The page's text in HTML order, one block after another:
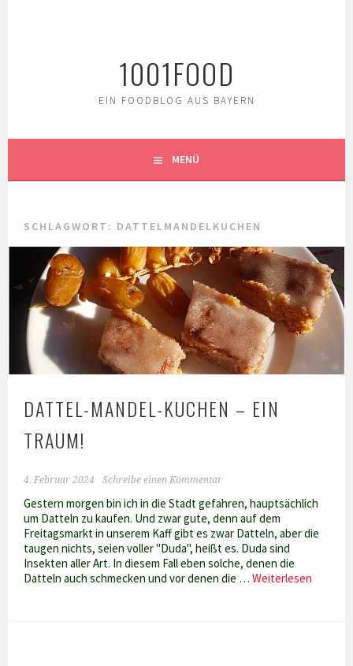
1001FOOD
EIN FOODBLOG AUS BAYERN
MENÜ
SCHLAGWORT: DATTELMANDELKUCHEN
DATTEL-MANDEL-KUCHEN – EIN
TRAUM!
4. Februar 2024 Schreibe einen Kommentar
Gestern morgen bin ich in die Stadt gefahren, hauptsächlich
um Datteln zu kaufen. Und zwar gute, denn auf dem
Freitagsmarkt in unserem Kaff gibt es zwar Datteln, aber die
taugen nichts, seien voller "Duda", heißt es. Duda sind
Insekten aller Art. In diesem Fall eben solche, denen die
Datteln auch schmecken und vor denen die …Weiterlesen